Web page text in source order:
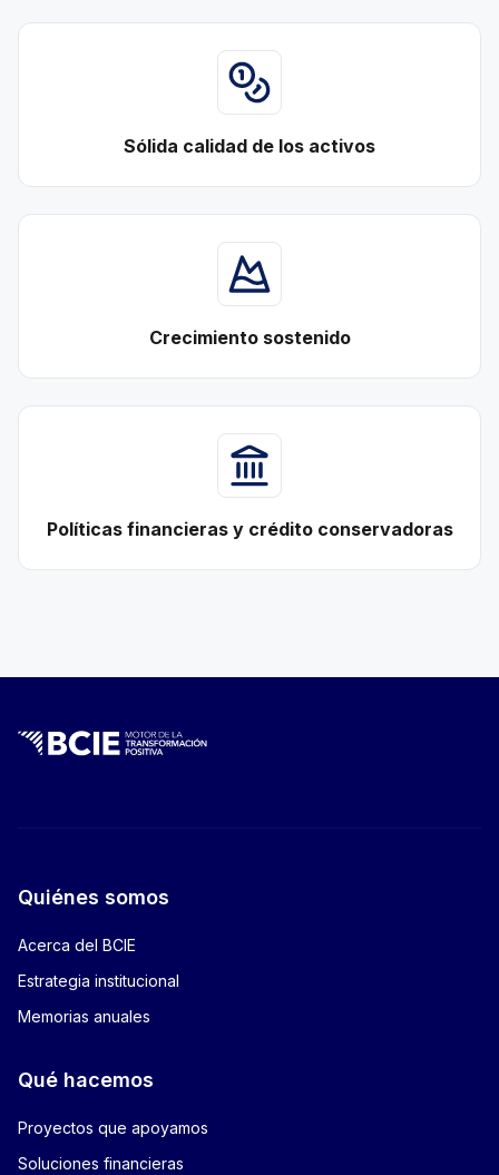
Sólida calidad de los activos
Crecimiento sostenido
Políticas financieras y crédito conservadoras
Quiénes somos
Acerca del BCIE
Estrategia institucional
Memorias anuales
Qué hacemos
Proyectos que apoyamos
Soluciones financieras